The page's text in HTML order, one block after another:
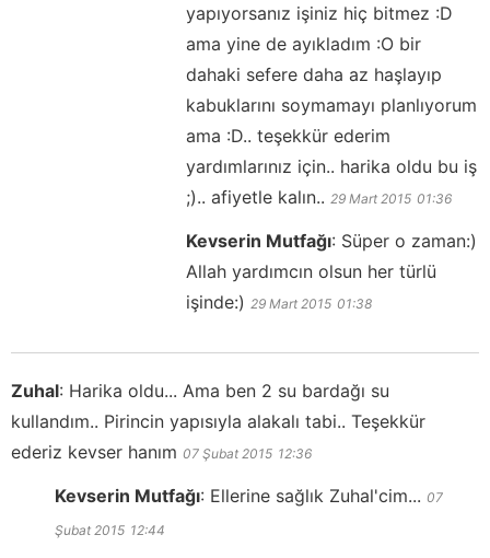
yapıyorsanız işiniz hiç bitmez :D
ama yine de ayıkladım :O bir
dahaki sefere daha az haşlayıp
kabuklarını soymamayı planlıyorum
ama :D.. teşekkür ederim
yardımlarınız için.. harika oldu bu iş
;).. afiyetle kalın.. 29 Mart 2015 01:36
Kevserin Mutfağı: Süper o zaman:)
Allah yardımcın olsun her türlü
işinde:) 29 Mart 2015 01:38
Zuhal: Harika oldu... Ama ben 2 su bardağı su
kullandım.. Pirincin yapısıyla alakalı tabi.. Teşekkür
ederiz kevser hanım 07 Şubat 2015 12:36
Kevserin Mutfağı: Ellerine sağlık Zuhal'cim... 07
Şubat 2015 12:44